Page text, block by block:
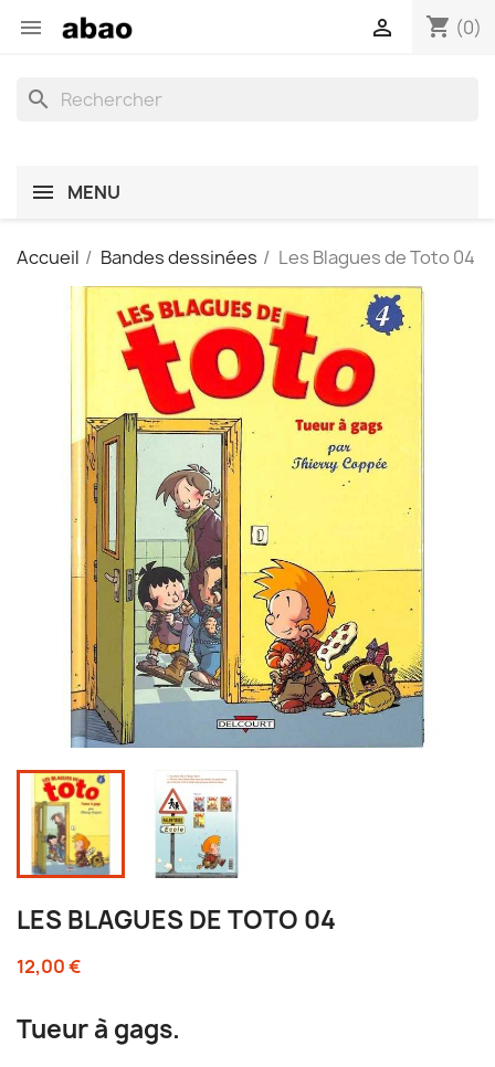
 shopping_cart (0)

search
MENU
Accueil Bandes dessinées Les Blagues de Toto 04
LES BLAGUES DE TOTO 04
12,00 €
Tueur à gags.